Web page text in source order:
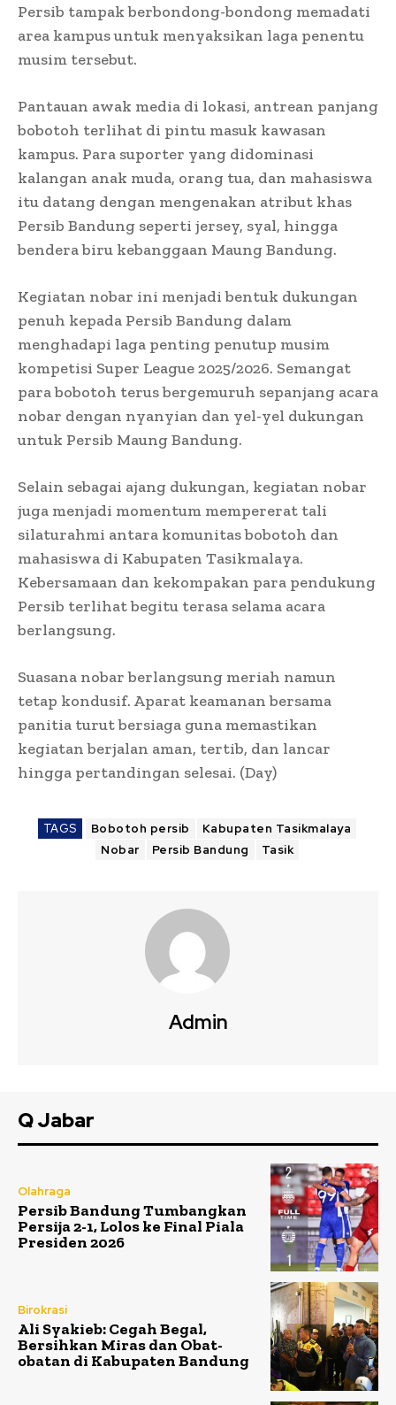
Persib tampak berbondong-bondong memadati
area kampus untuk menyaksikan laga penentu
musim tersebut.
Pantauan awak media di lokasi, antrean panjang
bobotoh terlihat di pintu masuk kawasan
kampus. Para suporter yang didominasi
kalangan anak muda, orang tua, dan mahasiswa
itu datang dengan mengenakan atribut khas
Persib Bandung seperti jersey, syal, hingga
bendera biru kebanggaan Maung Bandung.
Kegiatan nobar ini menjadi bentuk dukungan
penuh kepada Persib Bandung dalam
menghadapi laga penting penutup musim
kompetisi Super League 2025/2026. Semangat
para bobotoh terus bergemuruh sepanjang acara
nobar dengan nyanyian dan yel-yel dukungan
untuk Persib Maung Bandung.
Selain sebagai ajang dukungan, kegiatan nobar
juga menjadi momentum mempererat tali
silaturahmi antara komunitas bobotoh dan
mahasiswa di Kabupaten Tasikmalaya.
Kebersamaan dan kekompakan para pendukung
Persib terlihat begitu terasa selama acara
berlangsung.
Suasana nobar berlangsung meriah namun
tetap kondusif. Aparat keamanan bersama
panitia turut bersiaga guna memastikan
kegiatan berjalan aman, tertib, dan lancar
hingga pertandingan selesai. (Day)
TAGS Bobotoh persib
Kabupaten Tasikmalaya
Nobar
Persib Bandung Tasik
Admin
Q Jabar
Olahraga
Persib Bandung Tumbangkan
Persija 2-1, Lolos ke Final Piala
Presiden 2026
Birokrasi
Ali Syakieb: Cegah Begal,
Bersihkan Miras dan Obat-
obatan di Kabupaten Bandung